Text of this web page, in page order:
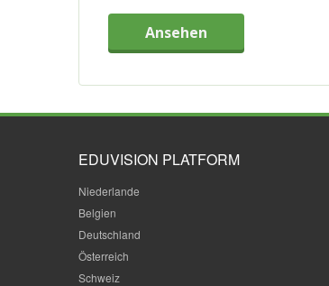
Ansehen
EDUVISION PLATFORM
Niederlande
Belgien
Deutschland
Österreich
Schweiz